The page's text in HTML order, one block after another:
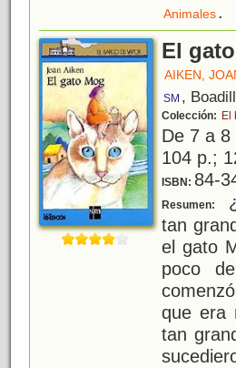
Animales.
El
AIKEN,
SM ,
Colección: El
De 7 a
104 p.;
ISBN: 84-
Resumen:
tan
el gato
poco
que era
tan